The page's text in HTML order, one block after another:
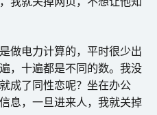
做电力计算的，平时很少出
，十遍都是不同的数。我没
成了同性恋呢？坐在办公
息，一旦进来人，我就关掉